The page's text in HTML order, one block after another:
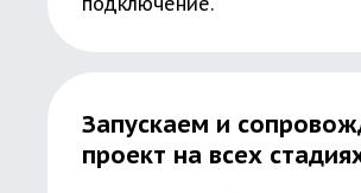
Запускаем и
проект на всех